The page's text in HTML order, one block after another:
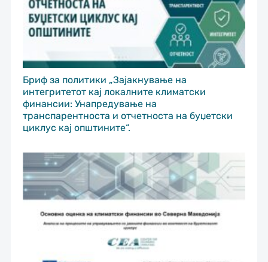
Бриф за политики „Зајакнување на
интегритетот кај локалните климатски
финансии: Унапредување на
транспарентноста и отчетноста на буџетски
циклус кај општините“.